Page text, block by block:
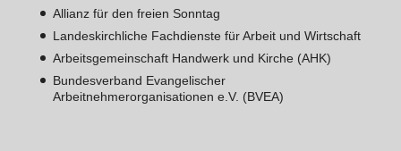
Allianz für den freien Sonntag
Landeskirchliche Fachdienste für Arbeit und Wirtschaft
Arbeitsgemeinschaft Handwerk und Kirche (AHK)
Bundesverband Evangelischer
Arbeitnehmerorganisationen e.V. (BVEA)